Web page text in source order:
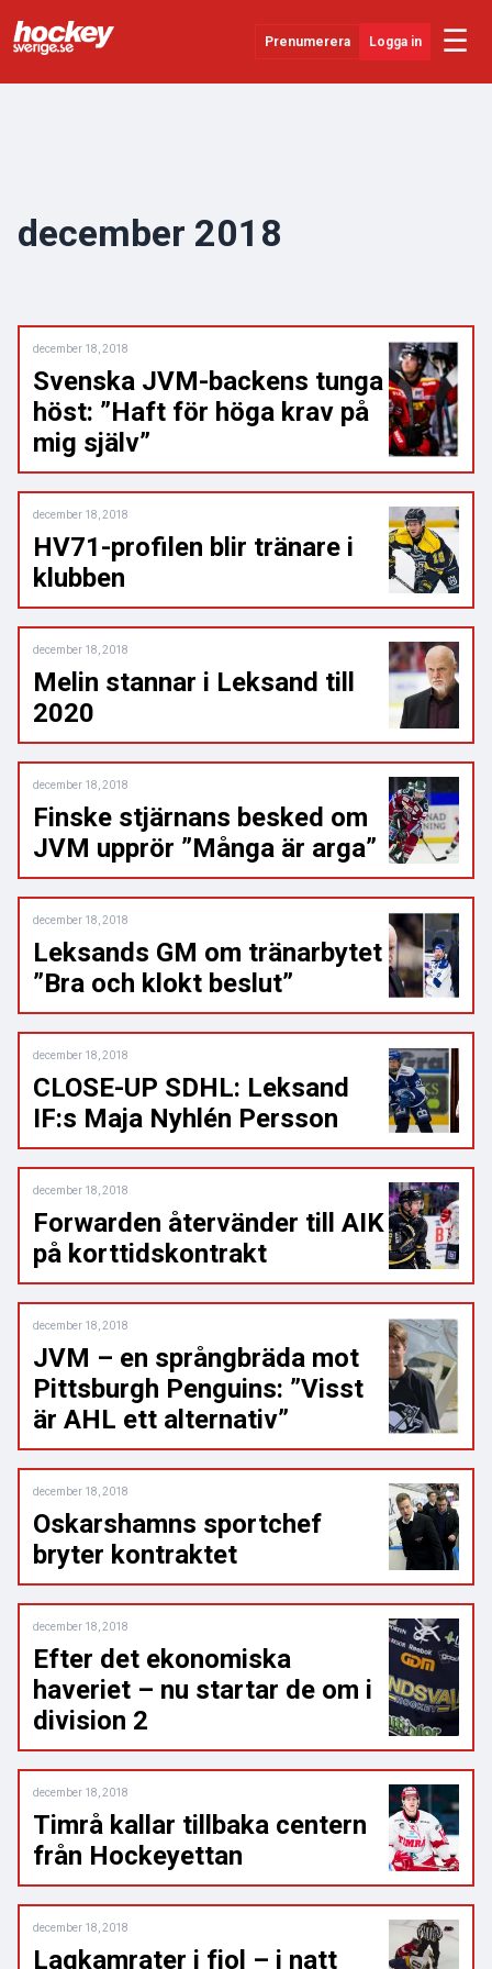
Prenumerera Logga in ☰
Evenemang
december 2018
december 18, 2018
Svenska JVM-backens tunga
höst: ”Haft för höga krav på
mig själv”
december 18, 2018
HV71-profilen blir tränare i
klubben
december 18, 2018
Melin stannar i Leksand till
2020
december 18, 2018
Finske stjärnans besked om
JVM upprör ”Många är arga”
december 18, 2018
Leksands GM om tränarbytet
”Bra och klokt beslut”
december 18, 2018
CLOSE-UP SDHL: Leksand
IF:s Maja Nyhlén Persson
december 18, 2018
Forwarden återvänder till AIK
på korttidskontrakt
december 18, 2018
JVM – en språngbräda mot
Pittsburgh Penguins: ”Visst
är AHL ett alternativ”
december 18, 2018
Oskarshamns sportchef
bryter kontraktet
december 18, 2018
Efter det ekonomiska
haveriet – nu startar de om i
division 2
december 18, 2018
Timrå kallar tillbaka centern
från Hockeyettan
december 18, 2018
Lagkamrater i fjol – i natt